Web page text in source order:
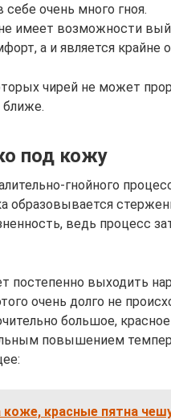
очень много гноя.
имеет возможности
а и является крайне
чирей не может
под кожу
гнойного
образовывается
ведь процесс
постепенно выходить
очень долго не
большое, красное
повышением
коже, красные пятна